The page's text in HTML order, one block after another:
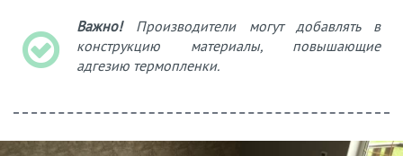
Важно! Производители могут добавлять в
конструкцию материалы, повышающие
адгезию термопленки.